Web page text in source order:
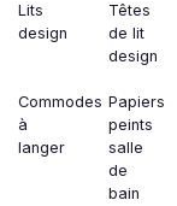
Lits
design
Têtes
de lit
design
Commodes
à
langer
Papiers
peints
salle
de
bain